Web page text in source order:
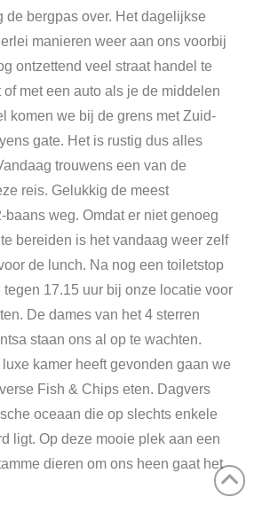
de bergpas over. Het dagelijkse
manieren weer aan ons voorbij
ontzettend veel straat handel te
met een auto als je de middelen
komen we bij de grens met Zuid-
gate. Het is rustig dus alles
trouwens een van de
reis. Gelukkig de meest
baans weg. Omdat er niet genoeg
bereiden is het vandaag weer zelf
de lunch. Na nog een toiletstop
17.15 uur bij onze locatie voor
De dames van het 4 sterren
staan ons al op te wachten.
kamer heeft gevonden gaan we
Fish & Chips eten. Dagvers
oceaan die op slechts enkele
ligt. Op deze mooie plek aan een
dieren om ons heen gaat het